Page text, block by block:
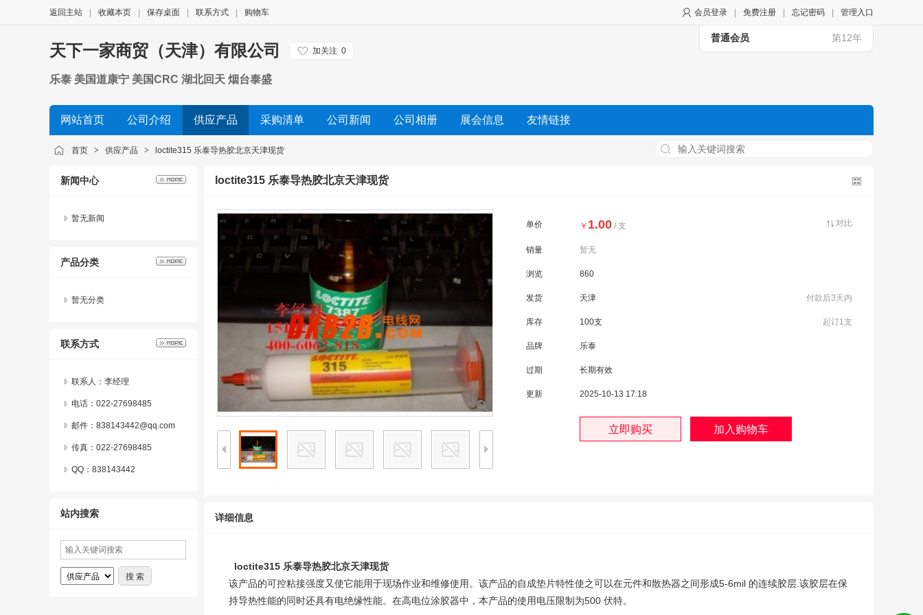
会员登录 免费注册 忘记密码 管理入口
返回主站 收藏本页 保存桌面 联系方式 购物车
普通会员 第12年
天下一家商贸（天津）有限公司 加关注 0
乐泰 美国道康宁 美国CRC 湖北回天 烟台泰盛
网站首页 公司介绍 供应产品 采购清单 公司新闻 公司相册 展会信息 友情链接
首页 > 供应产品 > loctite315 乐泰导热胶北京天津现货
新闻中心
暂无新闻
产品分类
暂无分类
联系方式
联系人：李经理
电话：022-27698485
邮件：838143442@qq.com
传真：022-27698485
QQ： 838143442
站内搜索
loctite315 乐泰导热胶北京天津现货
单价 ￥ 1.00 / 支 对比
销量 暂无
浏览 860
发货 天津 付款后3天内
库存 100支 起订1支
品牌 乐泰
过期 长期有效
更新 2025-10-13 17:18
详细信息
loctite315 乐泰导热胶北京天津现货
该产品的可控粘接强度又使它能用于现场作业和维修使用。该产品的自成垫片特性使之可以在元件和散热器之间形成5-6mil 的连续胶层.该胶层在保
持导热性能的同时还具有电绝缘性能。在高电位涂胶器中，本产品的使用电压限制为500 伏特。